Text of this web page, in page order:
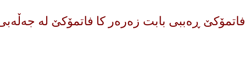
فاتمۆکێ ڕەببی بابت زەرەر کا فاتمۆکێ لە